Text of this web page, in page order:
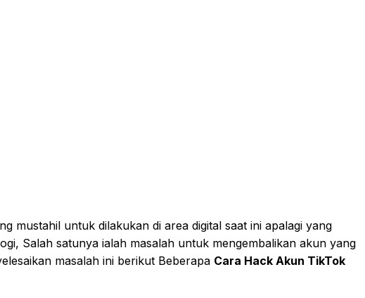
mustahil untuk dilakukan di area digital saat ini apalagi yang
Salah satunya ialah masalah untuk mengembalikan akun yang
masalah ini berikut Beberapa Cara Hack Akun TikTok